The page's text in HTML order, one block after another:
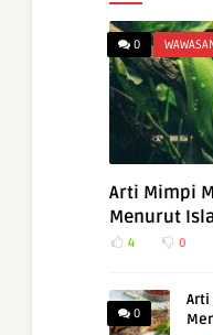
0
Arti Mimpi
Menurut
4 0
0
Arti